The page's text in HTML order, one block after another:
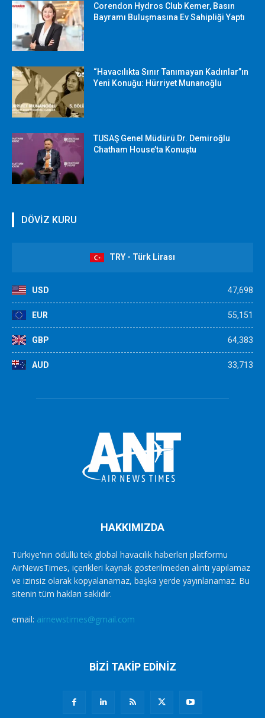
Corendon Hydros Club Kemer, Basın
Bayramı Buluşmasına Ev Sahipliği Yaptı
“Havacılıkta Sınır Tanımayan Kadınlar”ın
Yeni Konuğu: Hürriyet Munanoğlu
TUSAŞ Genel Müdürü Dr. Demiroğlu
Chatham House’ta Konuştu
DÖVİZ KURU
TRY - Türk Lirası
USD 47,698
EUR 55,151
GBP 64,383
AUD 33,713
HAKKIMIZDA
Türkiye'nin ödüllü tek global havacılık haberleri platformu
AirNewsTimes, içerikleri kaynak gösterilmeden alıntı yapılamaz
ve izinsiz olarak kopyalanamaz, başka yerde yayınlanamaz. Bu
sitenin tüm hakları saklıdır.
email: airnewstimes@gmail.com
BİZİ TAKİP EDİNİZ